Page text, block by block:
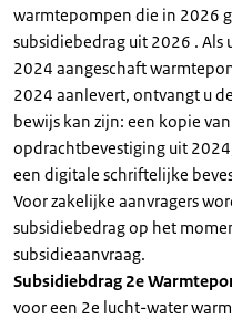
warmtepompen die in 2026
subsidiebedrag uit 2026 . Als
2024 aangeschaft
2024 aanlevert, ontvangt u
bewijs kan zijn: een kopie
opdrachtbevestiging uit
een digitale schriftelijke
Voor zakelijke aanvragers
subsidiebedrag op het
subsidieaanvraag.
Subsidiebdrag 2e
voor een 2e lucht-water